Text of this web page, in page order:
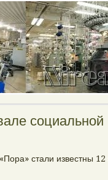
социальной
стали известны 12